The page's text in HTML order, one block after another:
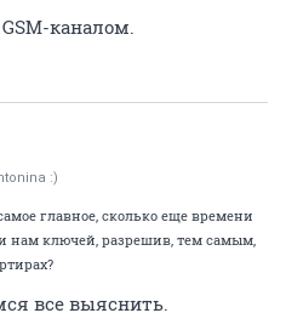
каналом.
:)
главное, сколько еще времени
нам ключей, разрешив, тем самым,
все выяснить.